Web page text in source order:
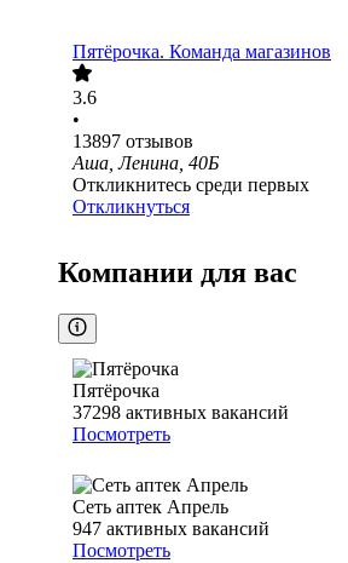
Пятёрочка. Команда магазинов
3.6
•
13897 отзывов
Аша, Ленина, 40Б
Откликнитесь среди первых
Откликнуться
Компании для вас
Пятёрочка
37298 активных вакансий
Посмотреть
Сеть аптек Апрель
947 активных вакансий
Посмотреть